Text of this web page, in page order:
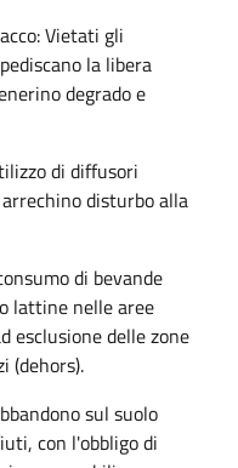
Vietati gli
la libera
degrado e
di diffusori
disturbo alla
di bevande
lattine nelle aree
esclusione delle zone
(dehors).
sul suolo
con l'obbligo di